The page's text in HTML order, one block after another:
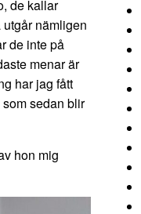
de kallar
utgår nämligen
de inte på
menar är
har jag fått
sedan blir
hon mig